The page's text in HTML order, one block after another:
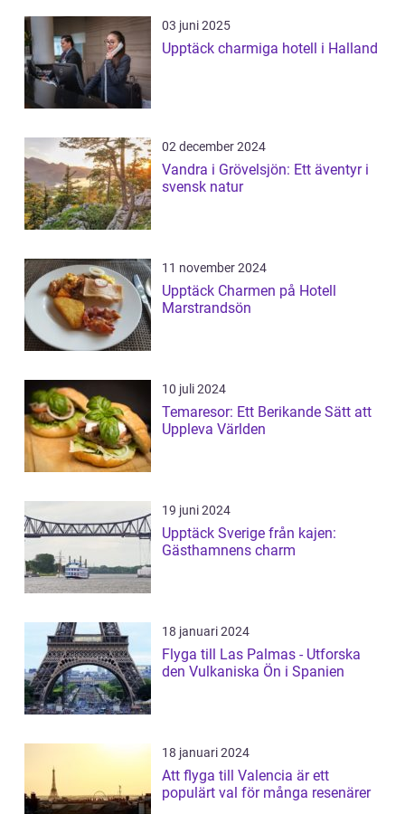
03 juni 2025
Upptäck charmiga hotell i Halland
02 december 2024
Vandra i Grövelsjön: Ett äventyr i
svensk natur
11 november 2024
Upptäck Charmen på Hotell
Marstrandsön
10 juli 2024
Temaresor: Ett Berikande Sätt att
Uppleva Världen
19 juni 2024
Upptäck Sverige från kajen:
Gästhamnens charm
18 januari 2024
Flyga till Las Palmas - Utforska
den Vulkaniska Ön i Spanien
18 januari 2024
Att flyga till Valencia är ett
populärt val för många resenärer